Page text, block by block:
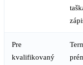
Pre
kvalifikovaný